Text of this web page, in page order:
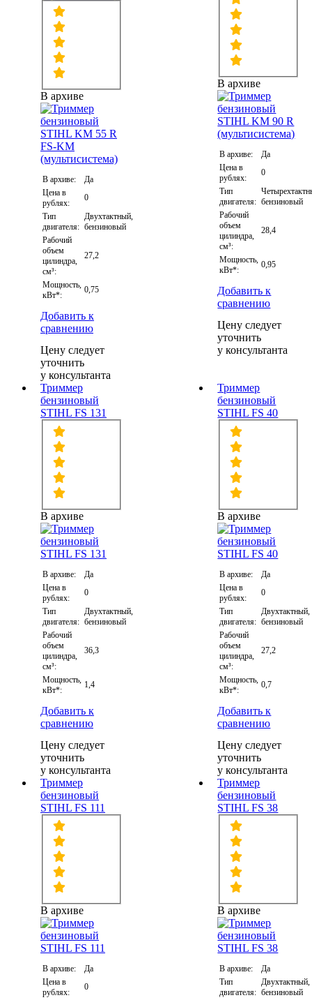
В архиве
В архиве:
Да
Цена в
рублях:
0
Тип
двигателя:
Двухтактный,
бензиновый
Рабочий
объем
цилиндра,
см³:
27,2
Мощность,
кВт*:
0,75
Добавить к
сравнению
Цену следует
уточнить
у консультанта
В архиве
В архиве:
Да
Цена в
рублях:
0
Тип
двигателя: бензиновый
Рабочий
объем
цилиндра,
см³:
28,4
Мощность,
кВт*:
0,95
Добавить к
сравнению
Цену следует
уточнить
у консультанта
Триммер
бензиновый
STIHL FS 131
В архиве
В архиве:
Да
Цена в
рублях:
0
Тип
двигателя:
Двухтактный,
бензиновый
Рабочий
объем
цилиндра,
см³:
36,3
Мощность,
кВт*:
1,4
Добавить к
сравнению
Цену следует
уточнить
у консультанта
Триммер
бензиновый
STIHL FS 40
В архиве
В архиве:
Да
Цена в
рублях:
0
Тип
двигателя:
Двухтактный,
бензиновый
Рабочий
объем
цилиндра,
см³:
27,2
Мощность,
кВт*:
0,7
Добавить к
сравнению
Цену следует
уточнить
у консультанта
Триммер
бензиновый
STIHL FS 111
В архиве
В архиве:
Да
Цена в
рублях:
0
Триммер
бензиновый
STIHL FS 38
В архиве
В архиве:
Да
Тип
двигателя:
Двухтактный,
бензиновый